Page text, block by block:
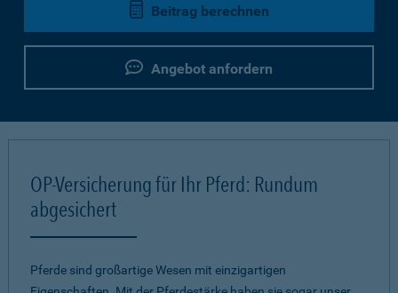
Beitrag berechnen
Angebot anfordern
OP-Versicherung für Ihr Pferd: Rundum
abgesichert
Pferde sind großartige Wesen mit einzigartigen